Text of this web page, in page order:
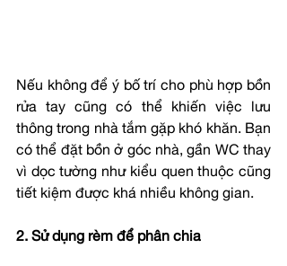
Nếu không để ý bố trí cho phù hợp bồn
rửa tay cũng có thể khiến việc lưu
thông trong nhà tắm gặp khó khăn. Bạn
có thể đặt bồn ở góc nhà, gần WC thay
vì dọc tường như kiểu quen thuộc cũng
tiết kiệm được khá nhiều không gian.
2. Sử dụng rèm để phân chia